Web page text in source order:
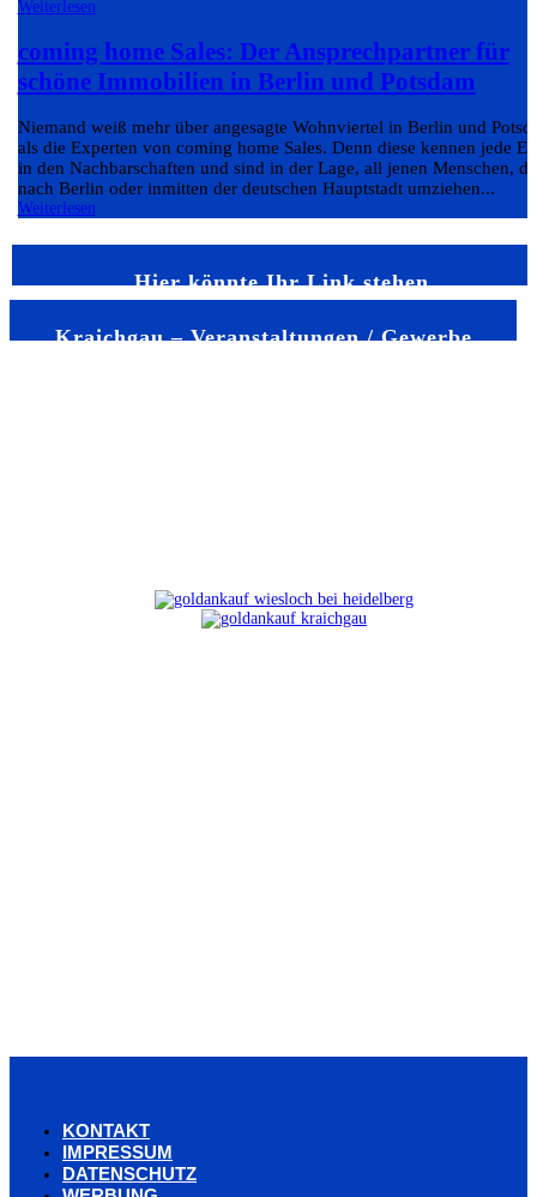
Weiterlesen
coming home Sales: Der Ansprechpartner für
schöne Immobilien in Berlin und Potsdam
Niemand weiß mehr über angesagte Wohnviertel in Berlin und
als die Experten von coming home Sales. Denn diese kennen jede
in den Nachbarschaften und sind in der Lage, all jenen Menschen,
nach Berlin oder inmitten der deutschen Hauptstadt umziehen...
Weiterlesen
Hier könnte Ihr Link stehen
Kraichgau – Veranstaltungen / Gewerbe
KONTAKT
IMPRESSUM
DATENSCHUTZ